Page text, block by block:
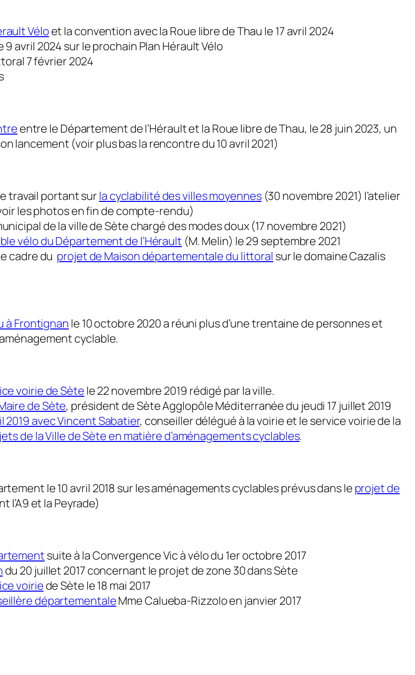
Vélo et la convention avec la Roue libre de Thau le 17 avril 2024
9 avril 2024 sur le prochain Plan Hérault Vélo
7 février 2024
entre le Département de l’Hérault et la Roue libre de Thau, le 28 juin 2023, un
lancement (voir plus bas la rencontre du 10 avril 2021)
travail portant surla cyclabilité des villes moyennes(30 novembre 2021) l’atelier
les photos en fin de compte-rendu)
de la ville de Sète chargé des modes doux (17 novembre 2021)
vélo du Département de l’Hérault (M. Melin) le 29 septembre 2021
cadre du projet de Maison départementale du littoral sur le domaine Cazalis
à Frontignan le 10 octobre 2020 a réuni plus d’une trentaine de personnes et
cyclable.
voirie de Sète le 22 novembre 2019 rédigé par la ville.
de Sète, président de Sète Agglopôle Méditerranée du jeudi 17 juillet 2019
2019 avec Vincent Sabatier, conseiller délégué à la voirie et le service voirie de la
de la Ville de Sète en matière d’aménagements cyclables.
le 10 avril 2018 sur les aménagements cyclables prévus dans le projet de
l’A9 et la Peyrade)
suite à la Convergence Vic à vélo du 1er octobre 2017
du 20 juillet 2017 concernant le projet de zone 30 dans Sète
voirie de Sète le 18 mai 2017
départementaleMme Calueba-Rizzolo en janvier 2017